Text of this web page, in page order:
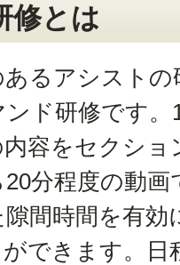
修とは
るアシスト
ド研修です
容をセクシ
分程度の動
間時間を有
できます。日